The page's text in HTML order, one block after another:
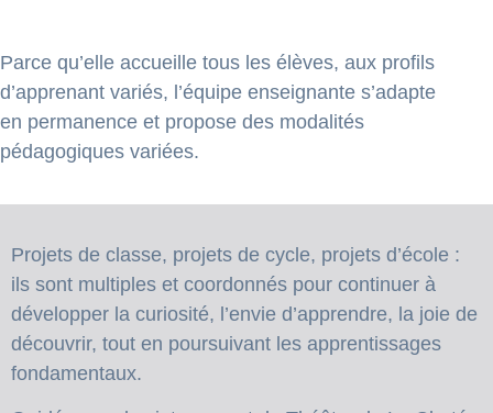
Parce qu’elle accueille tous les élèves, aux profils
d’apprenant variés, l’équipe enseignante s’adapte
en permanence et propose des modalités
pédagogiques variées.
Projets de classe, projets de cycle, projets d’école :
ils sont multiples et coordonnés pour continuer à
développer la curiosité, l’envie d’apprendre, la joie de
découvrir, tout en poursuivant les apprentissages
fondamentaux.